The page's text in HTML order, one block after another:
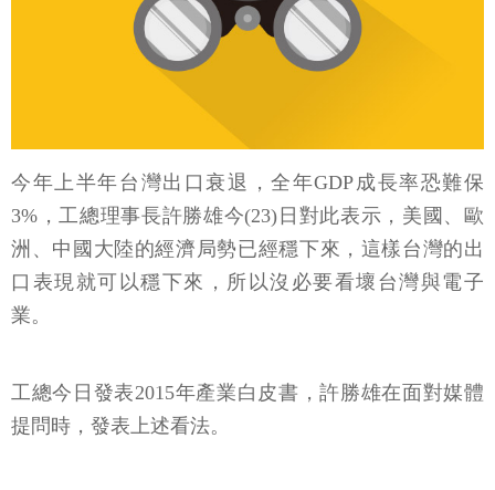
今年上半年台灣出口衰退，全年GDP成長率恐難保
3%，工總理事長許勝雄今(23)日對此表示，美國、歐
洲、中國大陸的經濟局勢已經穩下來，這樣台灣的出
口表現就可以穩下來，所以沒必要看壞台灣與電子
業。
工總今日發表2015年產業白皮書，許勝雄在面對媒體
提問時，發表上述看法。